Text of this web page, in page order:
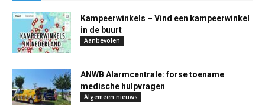
Kampeerwinkels – Vind een kampeerwinkel
in de buurt
Aanbevolen
ANWB Alarmcentrale: forse toename
medische hulpvragen
Algemeen nieuws